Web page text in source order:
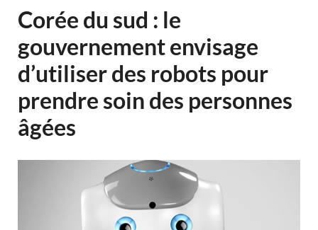
Corée du sud : le
gouvernement envisage
d’utiliser des robots pour
prendre soin des personnes
âgées